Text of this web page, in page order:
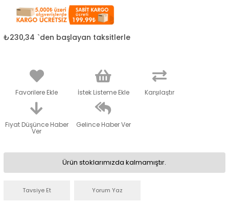
₺230,34 `den başlayan taksitlerle
Favorilere Ekle İstek Listeme Ekle Karşılaştır
Fiyat Düşünce Haber
Ver
Gelince Haber Ver
Ürün stoklarımızda kalmamıştır.
Tavsiye Et Yorum Yaz